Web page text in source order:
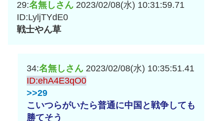
29:名無しさん 2023/02/08(水) 10:31:59.71
ID:LyljTYdE0
戦士やん草
34:名無しさん 2023/02/08(水) 10:35:51.41
ID:ehA4E3qO0
>>29
こいつらがいたら普通に中国と戦争しても
勝てそう